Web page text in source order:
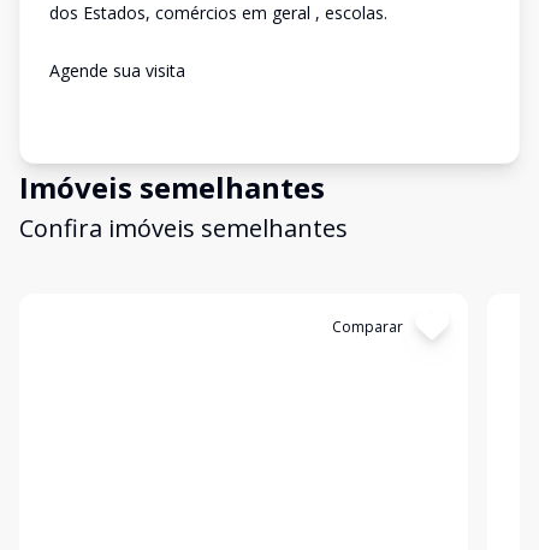
dos Estados, comércios em geral , escolas.
Agende sua visita
Imóveis semelhantes
Confira imóveis semelhantes
Comparar